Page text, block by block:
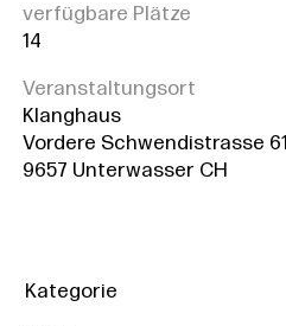
verfügbare Plätze
14
Veranstaltungsort
Klanghaus
Vordere Schwendistrasse 61
9657 Unterwasser CH
Kategorie